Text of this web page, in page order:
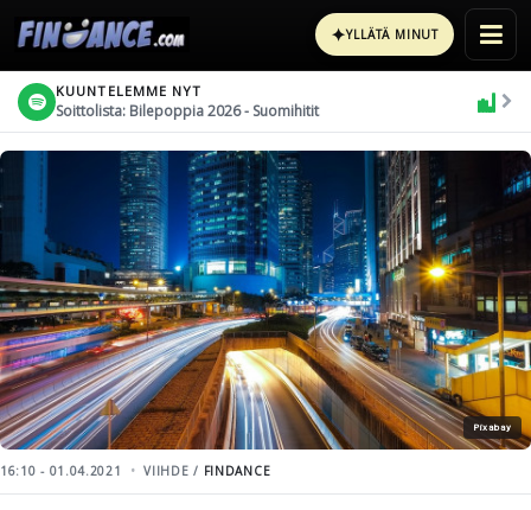
✦YLLÄTÄ MINUT
KUUNTELEMME NYT
Soittolista: Bilepoppia 2026 - Suomihitit
Pixabay
16:10 - 01.04.2021 VIIHDE / FINDANCE